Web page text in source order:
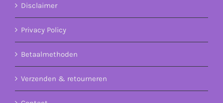
Disclaimer
Privacy Policy
Betaalmethoden
Verzenden & retourneren